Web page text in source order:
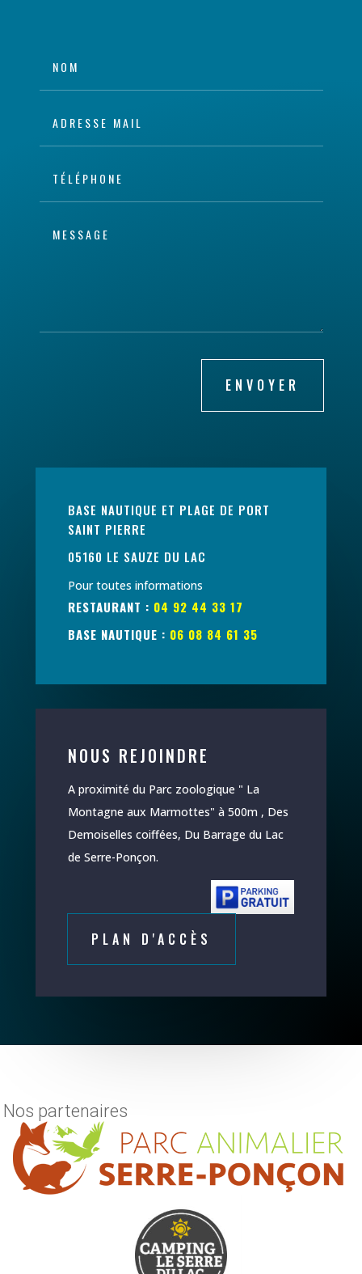
ENVOYER
BASE NAUTIQUE ET PLAGE DE PORT
SAINT PIERRE
05160 LE SAUZE DU LAC
Pour toutes informations
RESTAURANT : 04 92 44 33 17
BASE NAUTIQUE : 06 08 84 61 35
NOUS REJOINDRE
A proximité du Parc zoologique " La
Montagne aux Marmottes" à 500m , Des
Demoiselles coiffées, Du Barrage du Lac
de Serre-Ponçon.
PLAN D'ACCÈS
Nos partenaires